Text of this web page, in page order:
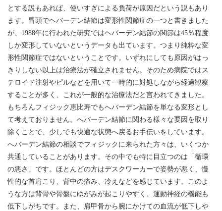
とする説もあれば、使いすぎによる負荷が原因だという説もあり
ます。冒頭でヘバーデン結節は変形性関節症の一つと書きました
が、1988年に行われた研究ではヘバーデン結節の関節は45％程度
しか変形していないというデータも出ています。つまり純粋な変
形性関節症ではないということです。いずれにしても原因がはっ
きりしない以上は治療法が確立されません。そのため病院ではス
テロイド注射やピルなどを用いて一時的に対処しながら経過観察
することが多く、これが一般的な治療法だと言われてきました。
もちろんフィジック恵比寿でもへバーデン結節を単なる変形とし
て考えておりません。へバーデン結節に関わる様々な要因を取り
除くことで、少しでも快適な状態へ戻るお手伝いをしています。
へバーデン結節の相談でフィジックに来られた方々は、いくつか
共通していることがあります。その中でも特に目立つのは「循環
の悪さ」です。ほとんどの方はデスクワーカーで姿勢が悪く、慢
性的な首肩こり、背中の痛み、冷えなどを感じています。このよ
うな方は背骨や骨盤にゆがみが起こりやすく、運動神経の機能も
低下しがちです。また、肩甲骨から腕にかけての血流が低下しや